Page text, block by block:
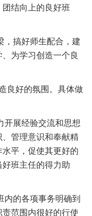
结向上的良好班
搞好师生配合，建
为学习创造一个良
好的氛围。具体做
展经验交流和思想
管理意识和奉献精
平，促使其更好的
班主任的得力助
的各项事务明确到
范围内很好的行使